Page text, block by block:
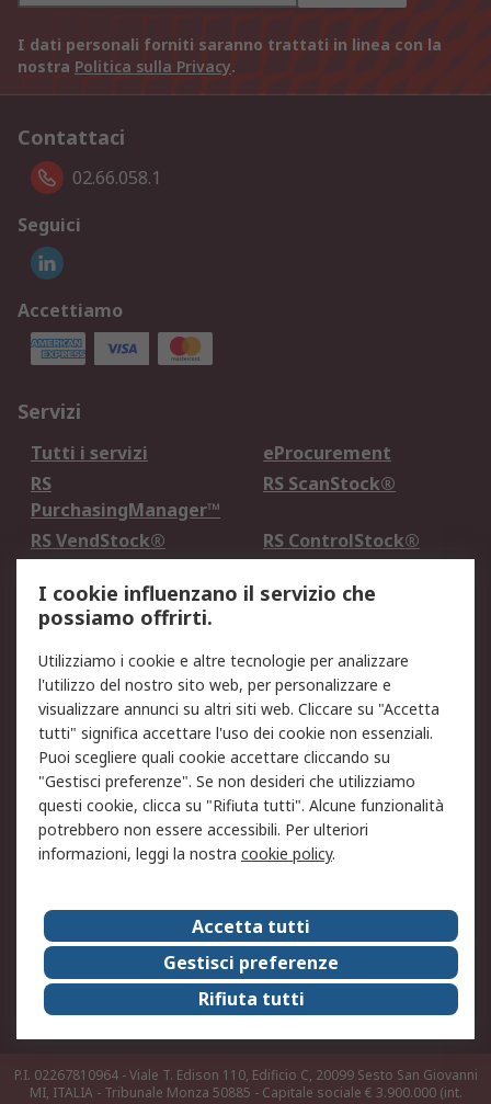
I dati personali forniti saranno trattati in linea con la
nostra Politica sulla Privacy.
Contattaci
02.66.058.1
Seguici
Accettiamo
Servizi
Tutti i servizi
eProcurement
RS
PurchasingManager™
RS ScanStock®
RS VendStock®
RS ControlStock®
Legale
Informativa Cookie
Informativa Privacy -
Aggiornata
Email Security
Termini d'uso
Condizioni di vendita
Condizioni generali di
servizio
Etica e responsabilità
Chi Siamo
Chi Siamo
Contattaci
Supporto
ESG
Carriere
RS Group
Press Centre
Discovery: il Blog di RS
P.I. 02267810964 - Viale T. Edison 110, Edificio C, 20099 Sesto San Giovanni
MI, ITALIA - Tribunale Monza 50885 - Capitale sociale € 3.900.000 (int.
I cookie influenzano il servizio che
possiamo offrirti.
Utilizziamo i cookie e altre tecnologie per analizzare
l'utilizzo del nostro sito web, per personalizzare e
visualizzare annunci su altri siti web. Cliccare su "Accetta
tutti" significa accettare l'uso dei cookie non essenziali.
Puoi scegliere quali cookie accettare cliccando su
"Gestisci preferenze". Se non desideri che utilizziamo
questi cookie, clicca su "Rifiuta tutti". Alcune funzionalità
potrebbero non essere accessibili. Per ulteriori
informazioni, leggi la nostra cookie policy.
Accetta tutti
Gestisci preferenze
Rifiuta tutti